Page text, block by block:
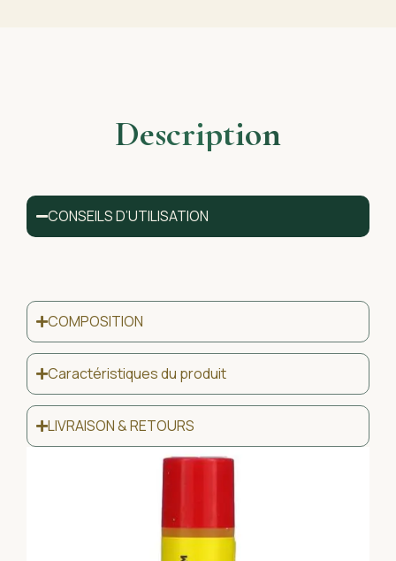
Description
CONSEILS D’UTILISATION
COMPOSITION
Caractéristiques du produit
LIVRAISON & RETOURS